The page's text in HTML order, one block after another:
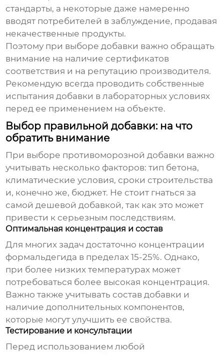
стандарты, а некоторые даже намеренно
вводят потребителей в заблуждение, продавая
некачественные продукты.
Поэтому при выборе добавки важно обращать
внимание на наличие сертификатов
соответствия и на репутацию производителя.
Рекомендую всегда проводить собственные
испытания добавки в лабораторных условиях
перед ее применением на объекте.
Выбор правильной добавки: на что
обратить внимание
При выборе противоморозной добавки важно
учитывать несколько факторов: тип бетона,
климатические условия, сроки строительства
и, конечно же, бюджет. Не стоит гнаться за
самой дешевой добавкой, так как это может
привести к серьезным последствиям.
Оптимальная концентрация и состав
Для многих задач достаточно концентрации
формальдегида в пределах 15-25%. Однако,
при более низких температурах может
потребоваться более высокая концентрация.
Важно также учитывать состав добавки и
наличие дополнительных компонентов,
которые могут улучшить ее свойства.
Тестирование и консультации
Перед использованием любой